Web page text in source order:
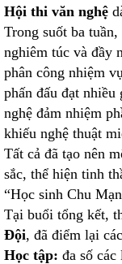
Hội thi văn nghệ
Trong suốt ba
nghiêm túc và đầy
phân công nhiệm
phấn đấu đạt
nghệ đảm nhiệm
khiếu nghệ thuật
Tất cả đã tạo nên
sắc, thể hiện tinh
“Học sinh Chu
Tại buổi tổng kết,
Đội, đã điểm lại
Học tập: đa số